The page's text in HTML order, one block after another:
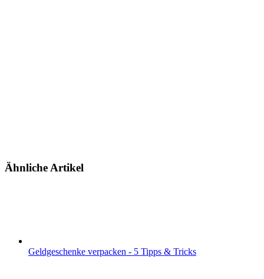
Ähnliche Artikel
Geldgeschenke verpacken - 5 Tipps & Tricks